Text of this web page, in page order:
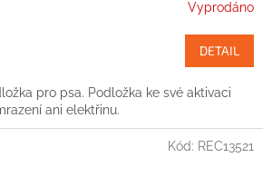
Vyprodáno
DETAIL
pro psa. Podložka ke své aktivaci
ani elektřinu.
Kód: REC13521